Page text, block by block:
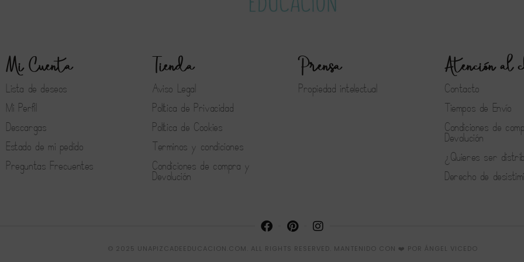
Mi Cuenta
Lista de deseos
Mi Perfil
Descargas
Estado de mi pedido
Preguntas Frecuentes
Tienda
Aviso Legal
Política de Privacidad
Política de Cookies
Terminos y condiciones
Condiciones de compra y
Devolución
Prensa
Propiedad intelectual
Atención al
Contacto
Tiempos de Envío
Condiciones de
Devolución
¿Quieres ser
Derecho de
© 2025 UNAPIZCADEEDUCACION.COM. ALL RIGHTS RESERVED. MANTENIDO CON ❤️ POR ÁNGEL VICEDO